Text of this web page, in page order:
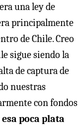
una ley de
principalmente
de Chile. Creo
sigue siendo la
de captura de
nuestras
con fondos
poca plata